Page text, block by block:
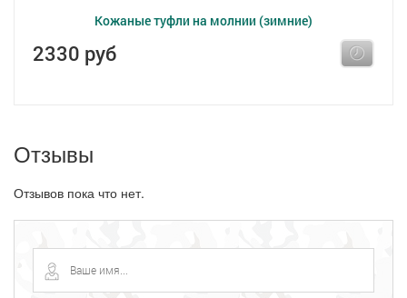
Кожаные туфли на молнии (зимние)
2330 руб
Отзывы
Отзывов пока что нет.